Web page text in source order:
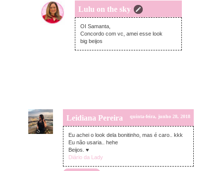
Lulu on the sky
quinta-feira, junho 28, 2018
OI Samanta,
Concordo com vc, amei esse look
big beijos
Leidiana Pereira quinta-feira, junho 28, 2018
Eu achei o look dela bonitinho, mas é caro.. kkk
Eu não usaria.. hehe
Beijos. ♥
Diário da Lady